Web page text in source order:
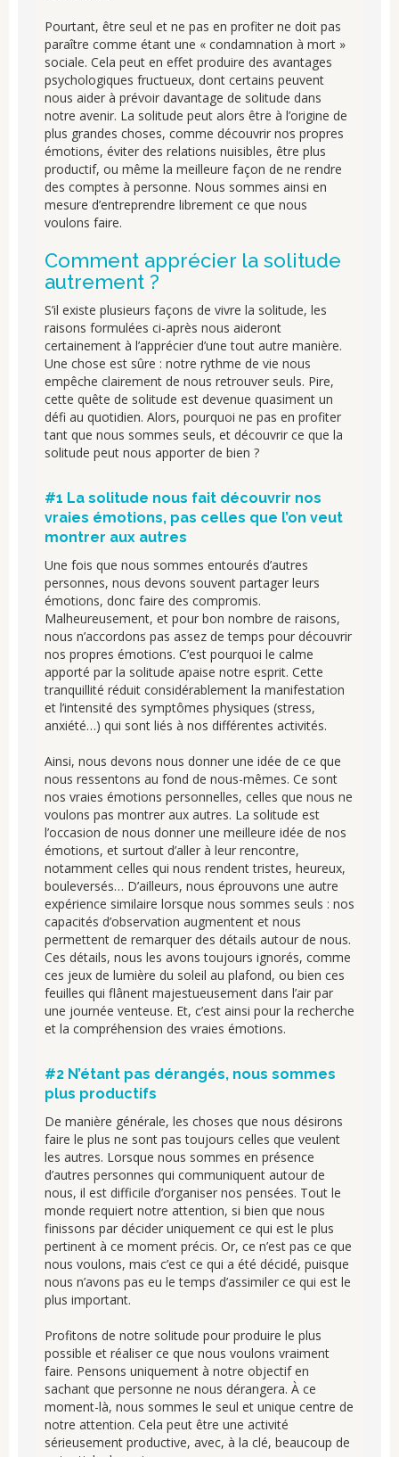
Pourtant, être seul et ne pas en profiter ne doit pas
paraître comme étant une « condamnation à mort »
sociale. Cela peut en effet produire des avantages
psychologiques fructueux, dont certains peuvent
nous aider à prévoir davantage de solitude dans
notre avenir. La solitude peut alors être à l’origine de
plus grandes choses, comme découvrir nos propres
émotions, éviter des relations nuisibles, être plus
productif, ou même la meilleure façon de ne rendre
des comptes à personne. Nous sommes ainsi en
mesure d’entreprendre librement ce que nous
voulons faire.
Comment apprécier la solitude
autrement ?
S’il existe plusieurs façons de vivre la solitude, les
raisons formulées ci-après nous aideront
certainement à l’apprécier d’une tout autre manière.
Une chose est sûre : notre rythme de vie nous
empêche clairement de nous retrouver seuls. Pire,
cette quête de solitude est devenue quasiment un
défi au quotidien. Alors, pourquoi ne pas en profiter
tant que nous sommes seuls, et découvrir ce que la
solitude peut nous apporter de bien ?
#1 La solitude nous fait découvrir nos
vraies émotions, pas celles que l’on veut
montrer aux autres
Une fois que nous sommes entourés d’autres
personnes, nous devons souvent partager leurs
émotions, donc faire des compromis.
Malheureusement, et pour bon nombre de raisons,
nous n’accordons pas assez de temps pour découvrir
nos propres émotions. C’est pourquoi le calme
apporté par la solitude apaise notre esprit. Cette
tranquillité réduit considérablement la manifestation
et l’intensité des symptômes physiques (stress,
anxiété…) qui sont liés à nos différentes activités.
Ainsi, nous devons nous donner une idée de ce que
nous ressentons au fond de nous-mêmes. Ce sont
nos vraies émotions personnelles, celles que nous ne
voulons pas montrer aux autres. La solitude est
l’occasion de nous donner une meilleure idée de nos
émotions, et surtout d’aller à leur rencontre,
notamment celles qui nous rendent tristes, heureux,
bouleversés… D’ailleurs, nous éprouvons une autre
expérience similaire lorsque nous sommes seuls : nos
capacités d’observation augmentent et nous
permettent de remarquer des détails autour de nous.
Ces détails, nous les avons toujours ignorés, comme
ces jeux de lumière du soleil au plafond, ou bien ces
feuilles qui flânent majestueusement dans l’air par
une journée venteuse. Et, c’est ainsi pour la recherche
et la compréhension des vraies émotions.
#2 N’étant pas dérangés, nous sommes
plus productifs
De manière générale, les choses que nous désirons
faire le plus ne sont pas toujours celles que veulent
les autres. Lorsque nous sommes en présence
d’autres personnes qui communiquent autour de
nous, il est difficile d’organiser nos pensées. Tout le
monde requiert notre attention, si bien que nous
finissons par décider uniquement ce qui est le plus
pertinent à ce moment précis. Or, ce n’est pas ce que
nous voulons, mais c’est ce qui a été décidé, puisque
nous n’avons pas eu le temps d’assimiler ce qui est le
plus important.
Profitons de notre solitude pour produire le plus
possible et réaliser ce que nous voulons vraiment
faire. Pensons uniquement à notre objectif en
sachant que personne ne nous dérangera. À ce
moment-là, nous sommes le seul et unique centre de
notre attention. Cela peut être une activité
sérieusement productive, avec, à la clé, beaucoup de